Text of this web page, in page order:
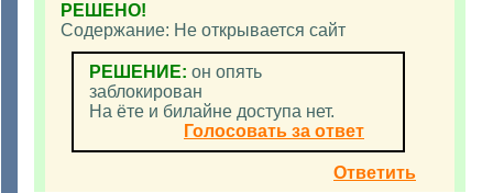
РЕШЕНО!
Содержание: Не открывается сайт
РЕШЕНИЕ: он опять
заблокирован
На ёте и билайне доступа нет.
Голосовать за ответ
Ответить